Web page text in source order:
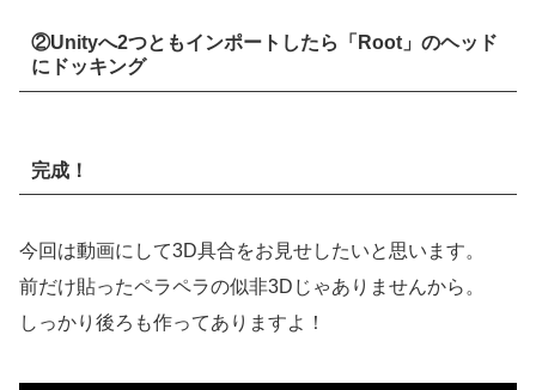
②Unityへ2つともインポートしたら「Root」のヘッド
にドッキング
完成！
今回は動画にして3D具合をお見せしたいと思います。
前だけ貼ったペラペラの似非3Dじゃありませんから。
しっかり後ろも作ってありますよ！